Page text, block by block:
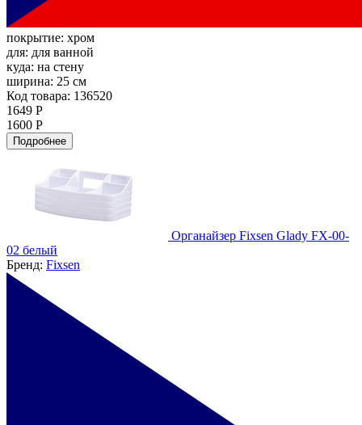
покрытие: хром
для: для ванной
куда: на стену
ширина: 25 см
Код товара: 136520
1649 Р
1600 Р
Подробнее
Органайзер Fixsen Glady FX-00-
02 белый
Бренд: Fixsen